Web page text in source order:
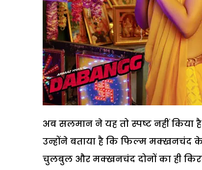
अब सलमान ने यह तो स्पष्ट नहीं
उन्होंने बताया है कि फिल्म मक्खनचंद
चुलबुल और मक्खनचंद दोनों का ही